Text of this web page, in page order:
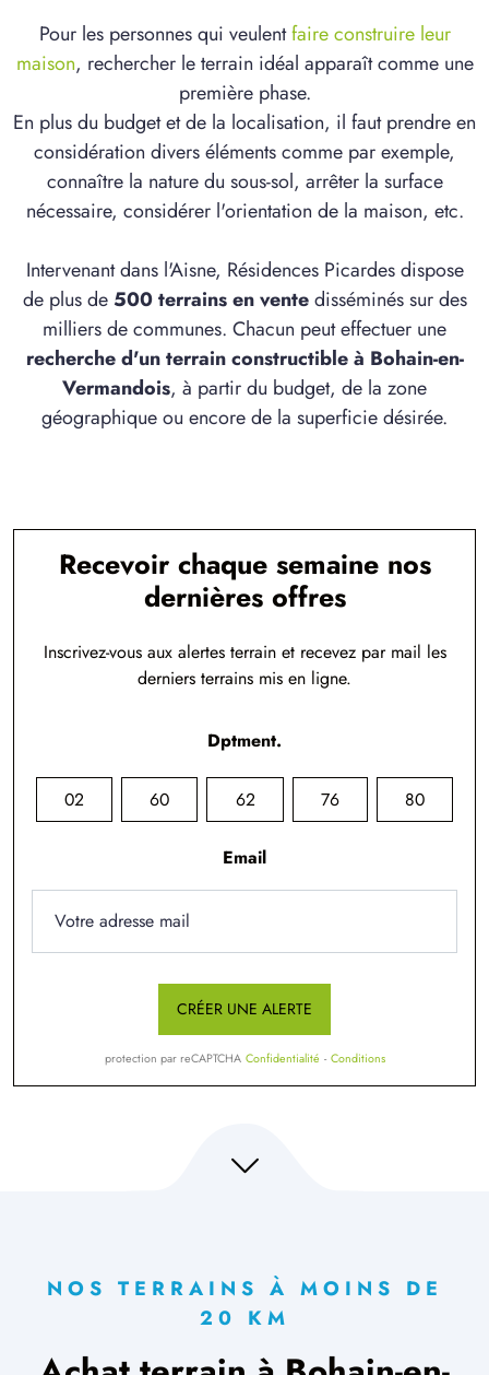
Pour les personnes qui veulentfaire construire leur
maison, rechercher le terrain idéal apparaît comme une
première phase.
En plus du budget et de la localisation, il faut prendre en
considération divers éléments comme par exemple,
connaître la nature du sous-sol, arrêter la surface
nécessaire, considérer l'orientation de la maison, etc.
Intervenant dans l'Aisne, Résidences Picardes dispose
de plus de 500 terrains en ventedisséminés sur des
milliers de communes. Chacun peut effectuer une
recherche d'un terrain constructible à Bohain-en-
Vermandois, à partir du budget, de la zone
géographique ou encore de la superficie désirée.
Recevoir chaque semaine nos
dernières offres
Inscrivez-vous aux alertes terrain et recevez par mail les
derniers terrains mis en ligne.
Dptment.
02 60 62 76 80
Email
CRÉER UNE ALERTE
protection par reCAPTCHA Confidentialité - Conditions
NOS TERRAINS À MOINS DE
20 KM